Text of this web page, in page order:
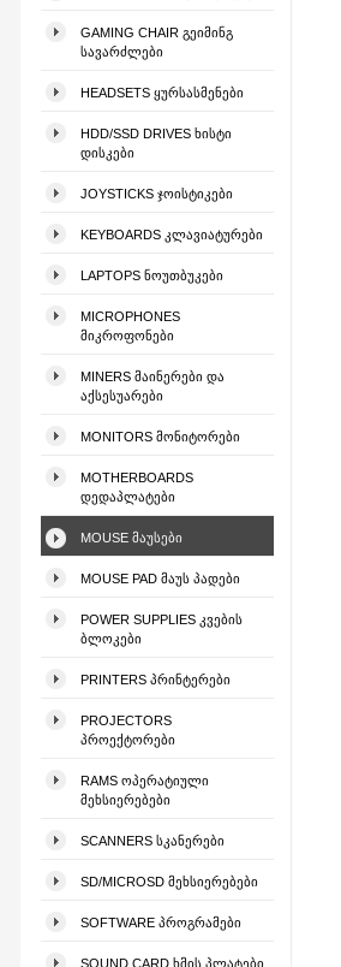
GAMING CHAIR ᲒᲔᲘᲛᲘᲜᲒ
ᲡᲐᲕᲐᲠᲫᲚᲔᲑᲘ
HEADSETS ᲧᲣᲠᲡᲐᲡᲛᲔᲜᲔᲑᲘ
HDD/SSD DRIVES ᲮᲘᲡᲢᲘ
ᲓᲘᲡᲙᲔᲑᲘ
JOYSTICKS ᲯᲝᲘᲡᲢᲘᲙᲔᲑᲘ
KEYBOARDS ᲙᲚᲐᲕᲘᲐᲢᲣᲠᲔᲑᲘ
LAPTOPS ᲜᲝᲣᲗᲑᲣᲙᲔᲑᲘ
MICROPHONES
ᲛᲘᲙᲠᲝᲤᲝᲜᲔᲑᲘ
MINERS ᲛᲐᲘᲜᲔᲠᲔᲑᲘ ᲓᲐ
ᲐᲥᲡᲔᲡᲣᲐᲠᲔᲑᲘ
MONITORS ᲛᲝᲜᲘᲢᲝᲠᲔᲑᲘ
MOTHERBOARDS
ᲓᲔᲓᲐᲞᲚᲐᲢᲔᲑᲘ
MOUSE ᲛᲐᲣᲡᲔᲑᲘ
MOUSE PAD ᲛᲐᲣᲡ ᲞᲐᲓᲔᲑᲘ
POWER SUPPLIES ᲙᲕᲔᲑᲘᲡ
ᲑᲚᲝᲙᲔᲑᲘ
PRINTERS ᲞᲠᲘᲜᲢᲔᲠᲔᲑᲘ
PROJECTORS
ᲞᲠᲝᲔᲥᲢᲝᲠᲔᲑᲘ
RAMS ᲝᲞᲔᲠᲐᲢᲘᲣᲚᲘ
ᲛᲔᲮᲡᲘᲔᲠᲔᲑᲔᲑᲘ
SCANNERS ᲡᲙᲐᲜᲔᲠᲔᲑᲘ
SD/MICROSD ᲛᲔᲮᲡᲘᲔᲠᲔᲑᲔᲑᲘ
SOFTWARE ᲞᲠᲝᲒᲠᲐᲛᲔᲑᲘ
SOUND CARD ᲮᲛᲘᲡ ᲞᲚᲐᲢᲔᲑᲘ